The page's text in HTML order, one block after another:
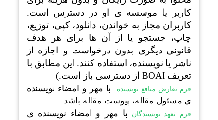
کاربر یا موسسه ی او در دسترس است.
کاربران مجاز به خواندن، دانلود، کپی، توزیع،
چاپ، جستجو یا از آن ها برای هر هدف
قانونی دیگری بدون درخواست و اجازه از
ناشر یا نویسنده، استفاده کنند. این مطابق با
تعریف BOAI از دسترسی باز است.)
فرم تعارض منافع نویسنده
با مهر و امضاء نویسنده
ی مسئول مقاله، پیوست مقاله باشد.
فرم تعهد نویسندگان
با مهر و امضاء نویسنده ی